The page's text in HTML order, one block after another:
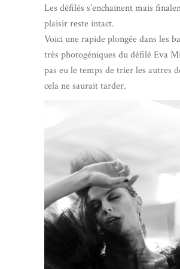
Les défilés s’enchainent mais
plaisir reste intact.
Voici une rapide plongée dans les
très photogéniques du défilé Eva
pas eu le temps de trier les autres
cela ne saurait tarder.